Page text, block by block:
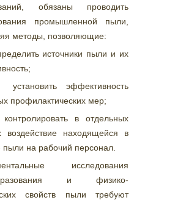
обязаны проводить
промышленной пыли,
методы, позволяющие:
источники пыли и их
эффективность
профилактических мер;
в отдельных
воздействие находящейся в
пыли на рабочий персонал.
исследования
и физико-
свойств пыли требуют